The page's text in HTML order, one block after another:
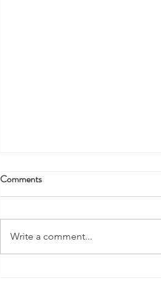
Comments
Write a comment...